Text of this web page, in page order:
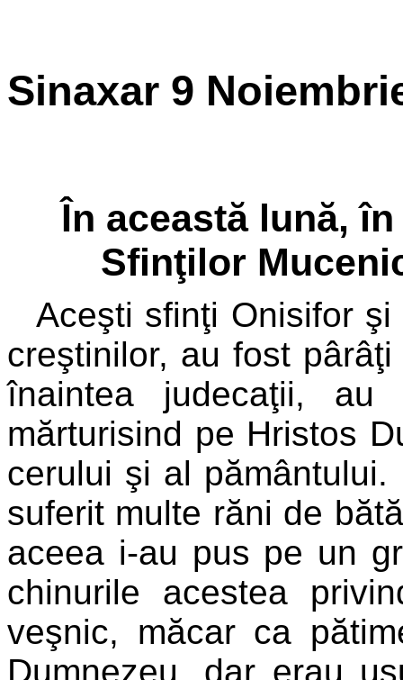
Sinaxar 9
În această lună,
Sfinţilor
Aceşti sfinţi Onisifor
creştinilor, au fost
înaintea judecaţii,
mărturisind pe Hristos
cerului şi al
suferit multe răni de
aceea i-au pus pe un
chinurile acestea
veşnic, măcar ca
Dumnezeu, dar erau